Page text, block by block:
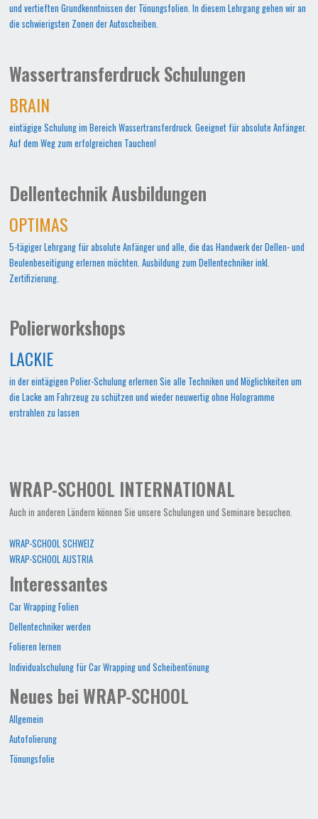
und vertieften Grundkenntnissen der Tönungsfolien. In diesem Lehrgang gehen wir an
die schwierigsten Zonen der Autoscheiben.
Wassertransferdruck Schulungen
BRAIN
eintägige Schulung im Bereich Wassertransferdruck. Geeignet für absolute Anfänger.
Auf dem Weg zum erfolgreichen Tauchen!
Dellentechnik Ausbildungen
OPTIMAS
5-tägiger Lehrgang für absolute Anfänger und alle, die das Handwerk der Dellen- und
Beulenbeseitigung erlernen möchten. Ausbildung zum Dellentechniker inkl.
Zertifizierung.
Polierworkshops
LACKIE
in der eintägigen Polier-Schulung erlernen Sie alle Techniken und Möglichkeiten um
die Lacke am Fahrzeug zu schützen und wieder neuwertig ohne Hologramme
erstrahlen zu lassen
WRAP-SCHOOL INTERNATIONAL
Auch in anderen Ländern können Sie unsere Schulungen und Seminare besuchen.
WRAP-SCHOOL SCHWEIZ
WRAP-SCHOOL AUSTRIA
Interessantes
Car Wrapping Folien
Dellentechniker werden
Folieren lernen
Individualschulung für Car Wrapping und Scheibentönung
Neues bei WRAP-SCHOOL
Allgemein
Autofolierung
Tönungsfolie